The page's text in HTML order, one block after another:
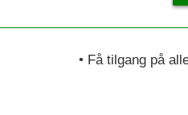
• Få tilgang på